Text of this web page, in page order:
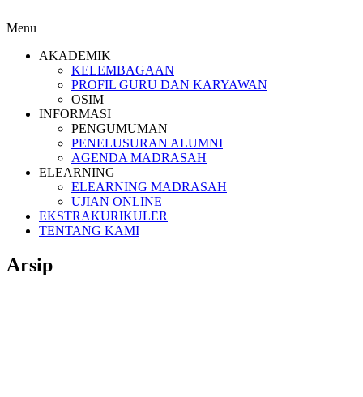
Menu
AKADEMIK
KELEMBAGAAN
PROFIL GURU DAN KARYAWAN
OSIM
INFORMASI
PENGUMUMAN
PENELUSURAN ALUMNI
AGENDA MADRASAH
ELEARNING
ELEARNING MADRASAH
UJIAN ONLINE
EKSTRAKURIKULER
TENTANG KAMI
Arsip